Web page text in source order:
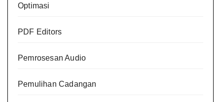
Optimasi
PDF Editors
Pemrosesan Audio
Pemulihan Cadangan